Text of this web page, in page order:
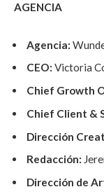
AGENCIA
Agencia:
CEO: Victoria
Chief Growth
Chief Client &
Dirección
Redacción:
Dirección de